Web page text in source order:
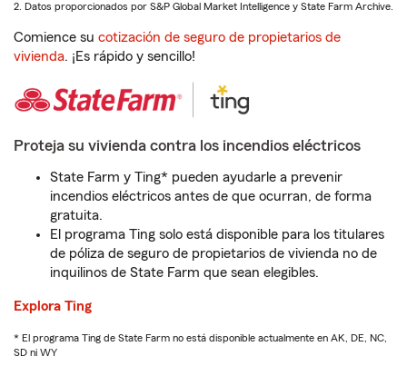
2. Datos proporcionados por S&P Global Market Intelligence y State Farm Archive.
Comience su cotización de seguro de propietarios de
vivienda. ¡Es rápido y sencillo!
Proteja su vivienda contra los incendios eléctricos
State Farm y Ting* pueden ayudarle a prevenir
incendios eléctricos antes de que ocurran, de forma
gratuita.
El programa Ting solo está disponible para los titulares
de póliza de seguro de propietarios de vivienda no de
inquilinos de State Farm que sean elegibles.
Explora Ting
* El programa Ting de State Farm no está disponible actualmente en AK, DE, NC,
SD ni WY